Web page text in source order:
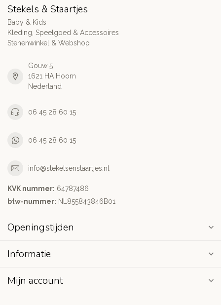
Stekels & Staartjes
Baby & Kids
Kleding, Speelgoed & Accessoires
Stenenwinkel & Webshop
Gouw 5
1621 HA Hoorn
Nederland
06 45 28 60 15
06 45 28 60 15
info@stekelsenstaartjes.nl
KVK nummer: 64787486
btw-nummer: NL855843846B01
Openingstijden
Informatie
Mijn account